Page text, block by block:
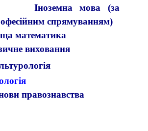
Іноземна мова (за
спрямуванням)
математика
виховання
правознавства